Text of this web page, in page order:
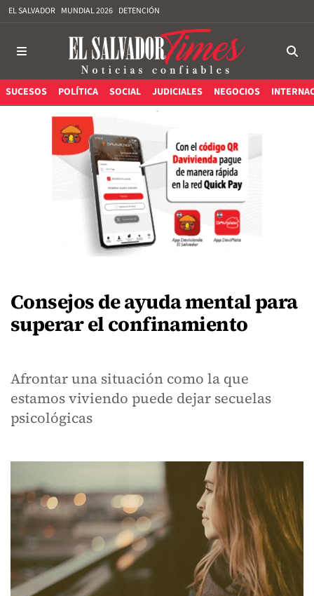
EL SALVADOR MUNDIAL 2026 DETENCIÓN
SUCESOS POLÍTICA SOCIAL JUDICIALES NEGOCIOS
Consejos de ayuda mental para
superar el confinamiento
Afrontar una situación como la que
estamos viviendo puede dejar secuelas
psicológicas